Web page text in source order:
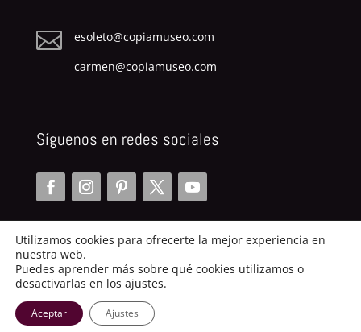

esoleto@copiamuseo.com
carmen@copiamuseo.com
Síguenos en redes sociales
Copiamuseo.com | 2014
Utilizamos cookies para ofrecerte la mejor experiencia en
nuestra web.
Puedes aprender más sobre qué cookies utilizamos o
desactivarlas en los ajustes.
Aceptar Ajustes